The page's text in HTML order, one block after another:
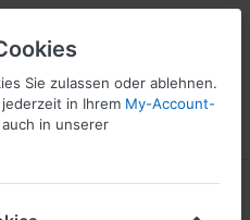
Wunschliste
1
Sie zulassen oder ablehnen.
in Ihrem My-Account-
in unserer